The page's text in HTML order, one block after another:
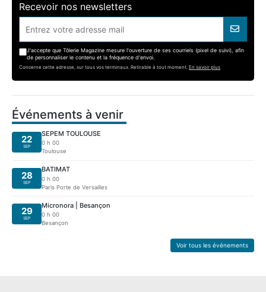
Recevoir nos newsletters
J'accepte que Tôlerie Magazine mesure l'ouverture de ses courriels (pixel de suivi), afin
de personnaliser le contenu et la fréquence d'envoi.
Concerne cette adresse, sur tous vos terminaux. Retirable à tout moment. En savoir plus
Événements à venir
22
SEP
SEPEM TOULOUSE
0 h 00
Toulouse
28
SEP
BATIMAT
0 h 00
Paris Porte de Versailles
29
SEP
Micronora | Besançon
0 h 00
Besançon
Voir tous les événements